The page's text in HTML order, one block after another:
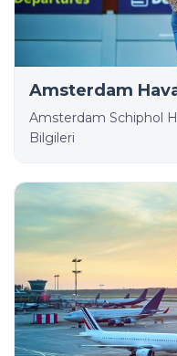
Amsterdam
Amsterdam Schiphol
Bilgileri